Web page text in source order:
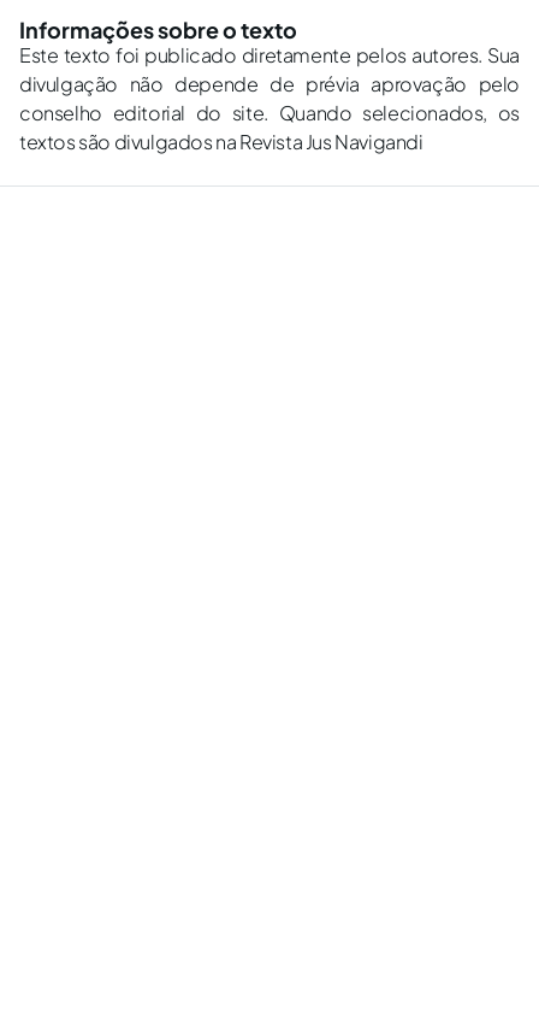
Informações sobre o texto
Este texto foi publicado diretamente pelos autores. Sua
divulgação não depende de prévia aprovação pelo
conselho editorial do site. Quando selecionados, os
textos são divulgados na Revista Jus Navigandi